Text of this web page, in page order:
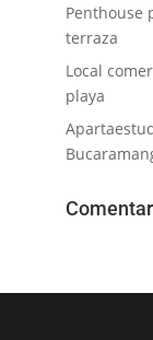
Penthouse
terraza
Local
playa